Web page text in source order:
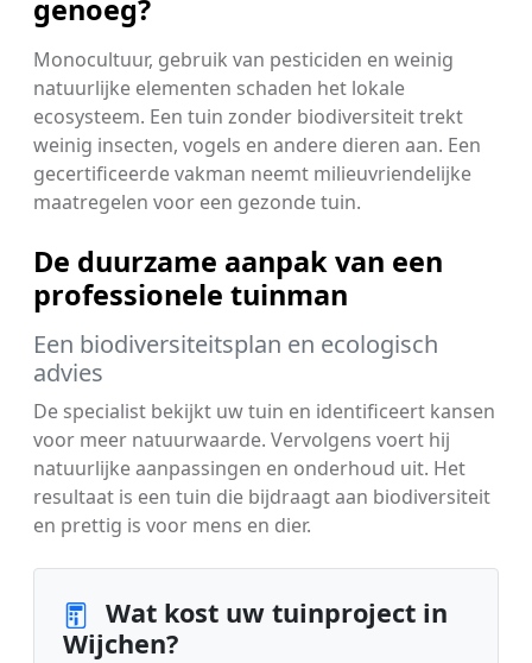
genoeg?
Monocultuur, gebruik van pesticiden en weinig
natuurlijke elementen schaden het lokale
ecosysteem. Een tuin zonder biodiversiteit trekt
weinig insecten, vogels en andere dieren aan. Een
gecertificeerde vakman neemt milieuvriendelijke
maatregelen voor een gezonde tuin.
De duurzame aanpak van een
professionele tuinman
Een biodiversiteitsplan en ecologisch
advies
De specialist bekijkt uw tuin en identificeert kansen
voor meer natuurwaarde. Vervolgens voert hij
natuurlijke aanpassingen en onderhoud uit. Het
resultaat is een tuin die bijdraagt aan biodiversiteit
en prettig is voor mens en dier.
Wat kost uw tuinproject in
Wijchen?